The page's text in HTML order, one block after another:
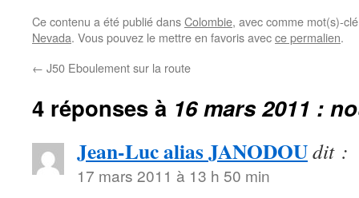
Ce contenu a été publié dansColombie, avec comme mot(s)-
Nevada. Vous pouvez le mettre en favoris avecce permalien.
← J50 Eboulement sur la route
4 réponses à 16 mars 2011 :
Jean-Luc alias JANODOUdit :
17 mars 2011 à 13 h 50 min